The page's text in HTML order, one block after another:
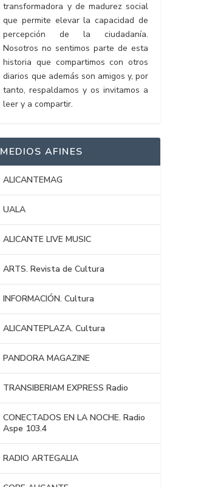
transformadora y de madurez social
que permite elevar la capacidad de
percepción de la ciudadanía.
Nosotros no sentimos parte de esta
historia que compartimos con otros
diarios que además son amigos y, por
tanto, respaldamos y os invitamos a
leer y a compartir.
MEDIOS AFINES
ALICANTEMAG
UALA
ALICANTE LIVE MUSIC
ARTS. Revista de Cultura
INFORMACIÓN. Cultura
ALICANTEPLAZA. Cultura
PANDORA MAGAZINE
TRANSIBERIAM EXPRESS Radio
CONECTADOS EN LA NOCHE. Radio
Aspe 103.4
RADIO ARTEGALIA